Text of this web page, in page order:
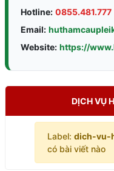
Hotline: 0855.481.777
Email:
Website: https://
DỊCH VỤ
Label: dich-vu-
có bài viết nào